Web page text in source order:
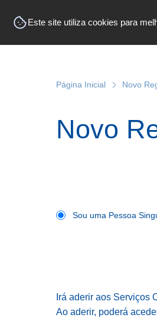
Este site utiliza cookies para
Página Inicial Novo
Novo
Sou uma Pessoa
Irá aderir aos Serviços
Ao aderir, poderá